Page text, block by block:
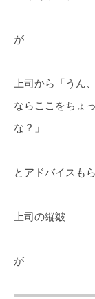
が
上司から「うん
ならここをちょ
な？」
とアドバイスも
上司の縦皺
が